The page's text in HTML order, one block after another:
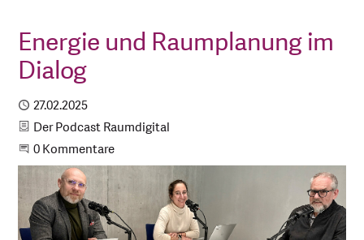
Energie und Raumplanung im
Dialog
Publiziert
27.02.2025
Kategorie
Der Podcast Raumdigital
Beginne eine Unterhaltung
0 Kommentare